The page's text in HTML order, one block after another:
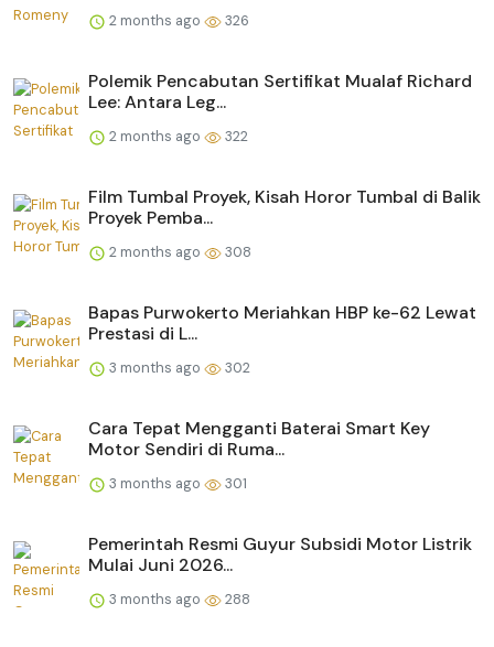
2 months ago 326
Polemik Pencabutan Sertifikat Mualaf Richard
Lee: Antara Leg...
2 months ago 322
Film Tumbal Proyek, Kisah Horor Tumbal di Balik
Proyek Pemba...
2 months ago 308
Bapas Purwokerto Meriahkan HBP ke-62 Lewat
Prestasi di L...
3 months ago 302
Cara Tepat Mengganti Baterai Smart Key
Motor Sendiri di Ruma...
3 months ago 301
Pemerintah Resmi Guyur Subsidi Motor Listrik
Mulai Juni 2026...
3 months ago 288